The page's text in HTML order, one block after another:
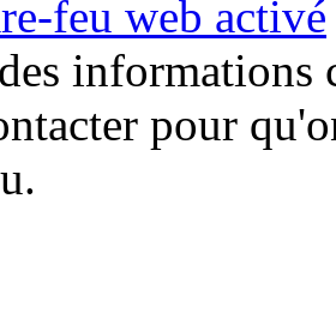
feu web activé
informations
pour